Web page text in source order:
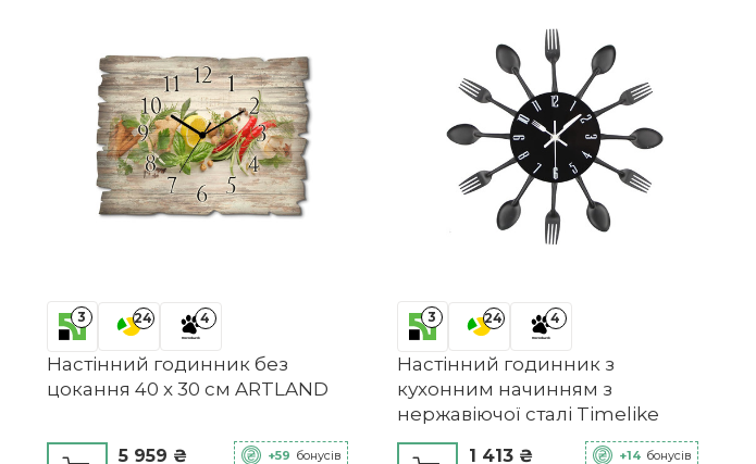
3 24 4
Настінний годинник без
цокання 40 x 30 см ARTLAND
5 959 ₴ +59 бонусів
3 24 4
Настінний годинник з
кухонним начинням з
нержавіючої сталі Timelike
1 413 ₴ +14 бонусів